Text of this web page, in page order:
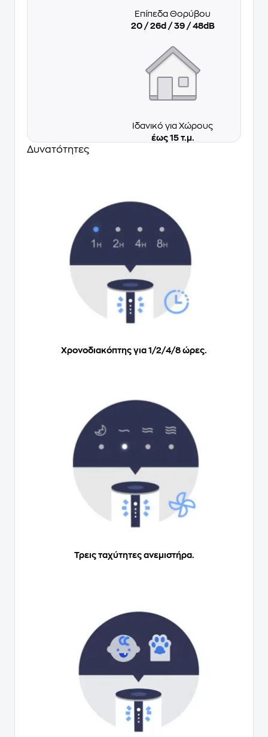
Επίπεδα Θορύβου
20 / 26d / 39 / 48dB
Ιδανικό για Χώρους
έως 15 τ.μ.
Δυνατότητες
Χρονοδιακόπτης για 1/2/4/8 ώρες.
Τρεις ταχύτητες ανεμιστήρα.